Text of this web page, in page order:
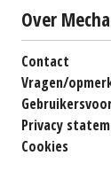
Over
Contact
Vragen/
Privacy
Cookies